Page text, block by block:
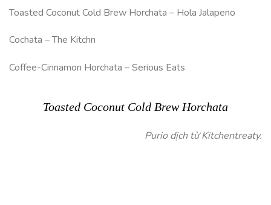
Toasted Coconut Cold Brew Horchata – Hola Jalapeno
Cochata – The Kitchn
Coffee-Cinnamon Horchata – Serious Eats
Toasted Coconut Cold Brew Horchata
Purio dịch từ Kitchentreaty.